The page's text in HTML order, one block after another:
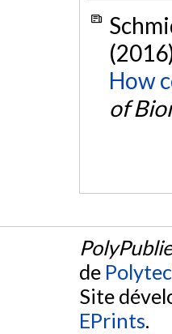
How
of
PolyPublie
de
Site
EPrints.